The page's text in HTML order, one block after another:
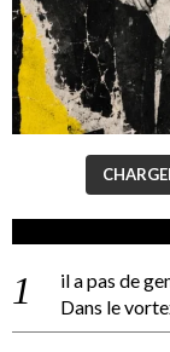
il a pas de
Dans le